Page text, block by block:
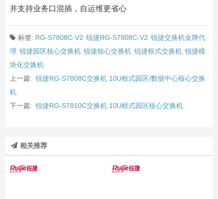
并支持业务口混插，自运维更省心
标签: RG-S7808C-V2 锐捷RG-S7808C-V2 锐捷交换机金牌代
理 锐捷园区核心交换机 锐捷核心交换机 锐捷框式交换机 锐捷模
块化交换机
上一篇: 锐捷RG-S7808C交换机 10U框式园区/数据中心核心交换
机
下一篇: 锐捷RG-S7810C交换机 10U框式园区核心交换机
相关推荐